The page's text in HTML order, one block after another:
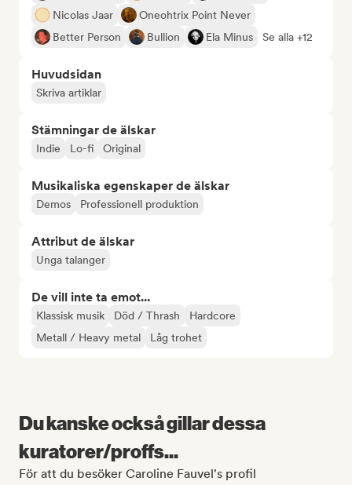
Nicolas Jaar
Oneohtrix Point Never
Better Person
Bullion Ela Minus Se alla +12
Huvudsidan
Skriva artiklar
Stämningar de älskar
Indie Lo-fi Original
Musikaliska egenskaper de älskar
Demos Professionell produktion
Attribut de älskar
Unga talanger
De vill inte ta emot...
Klassisk musik Död / Thrash
Hardcore
Metall / Heavy metal
Låg trohet
Du kanske också gillar dessa
kuratorer/proffs...
För att du besöker Caroline Fauvel's profil